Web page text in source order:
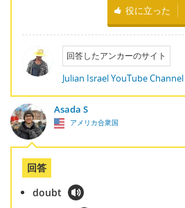
役に立った
回答したアンカーのサイト
Julian Israel YouTube Channel
Asada S
アメリカ合衆国
回答
doubt